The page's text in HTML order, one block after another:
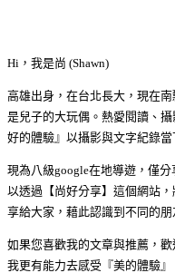
Hi，我是尚 (Shawn)
高雄出身，在台北長大，現在
是兒子的大玩偶。熱愛閱讀、
好的體驗』以攝影與文字紀錄當
現為八級google在地導遊，僅
以透過【尚好分享】這個網站
享給大家，藉此認識到不同的朋
如果您喜歡我的文章與推薦，
我更有能力去感受『美的體驗』